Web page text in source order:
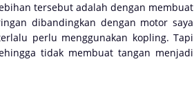
tersebut adalah dengan membuat
dibandingkan dengan motor saya
perlu menggunakan kopling. Tapi
tidak membuat tangan menjadi